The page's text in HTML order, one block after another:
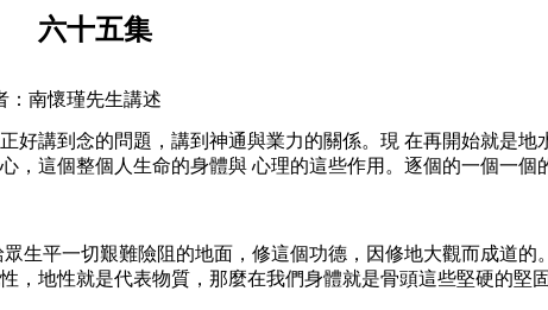
六十五集
：南懷瑾先生講述
講到念的問題，講到神通與業力的關係。現 在再開始就是地
這個整個人生命的身體與 心理的這些作用。逐個的一個一個
生平一切艱難險阻的地面，修這個功德，因修地大觀而成道的
地性就是代表物質，那麼在我們身體就是骨頭這些堅硬的堅